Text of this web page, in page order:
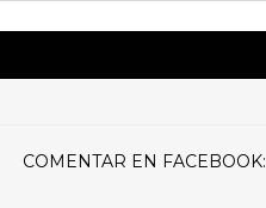
COMENTAR EN FACEBOOK: